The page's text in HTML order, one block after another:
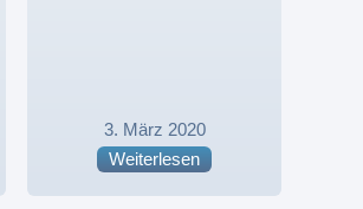
3. März 2020
Weiterlesen